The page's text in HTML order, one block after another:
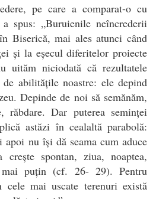
pe care a comparat-o cu
spus: „Buruienile neîncrederii
Biserică, mai ales atunci când
și la eșecul diferitelor proiecte
uităm niciodată că rezultatele
abilitățile noastre: ele depind
Depinde de noi să semănăm,
răbdare. Dar puterea seminței
astăzi în cealaltă parabolă:
apoi nu își dă seama cum aduce
crește spontan, ziua, noaptea,
puțin (cf. 26- 29). Pentru
mai uscate terenuri există